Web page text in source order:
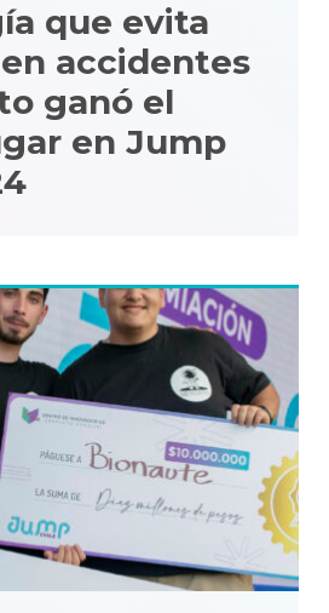
que evita
accidentes
ganó el
en Jump